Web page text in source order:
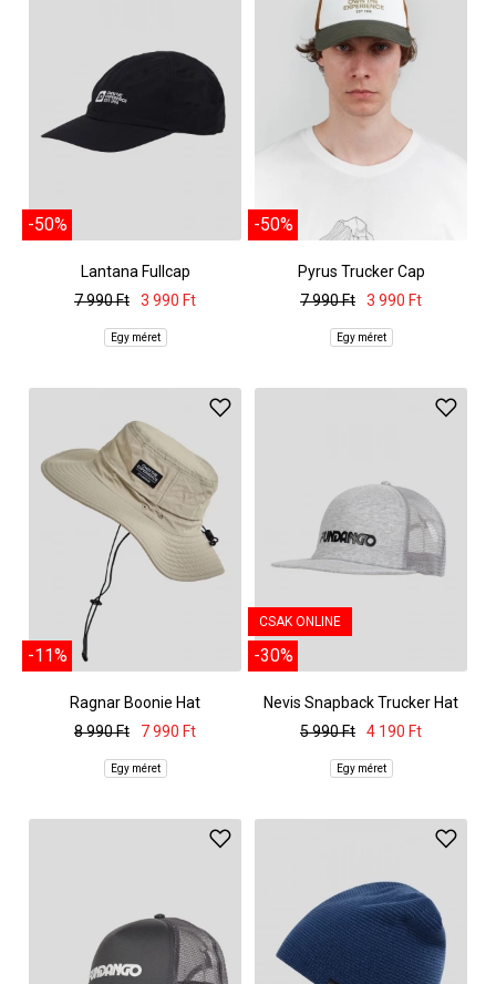
-50%
Lantana Fullcap
7 990 Ft
3 990 Ft
Egy méret
-50%
Pyrus Trucker Cap
7 990 Ft
3 990 Ft
Egy méret
-11%
Ragnar Boonie Hat
8 990 Ft
7 990 Ft
Egy méret
CSAK ONLINE
-30%
Nevis Snapback Trucker Hat
5 990 Ft
4 190 Ft
Egy méret